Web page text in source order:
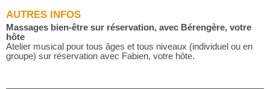
AUTRES INFOS
Massages bien-être sur réservation, avec Bérengère, votre
hôte
Atelier musical pour tous âges et tous niveaux (individuel ou en
groupe) sur réservation avec Fabien, votre hôte.